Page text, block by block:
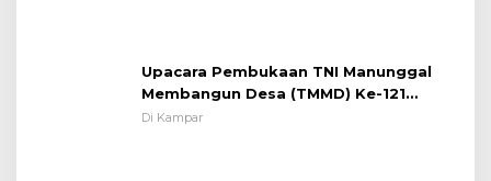
Upacara Pembukaan TNI Manunggal
Membangun Desa (TMMD) Ke-121
Kodim 0313/KPR Tahun 2024) ?
Di Kampar